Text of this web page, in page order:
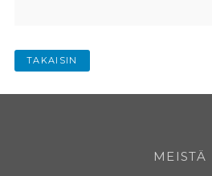
TAKAISIN
MEISTÄ